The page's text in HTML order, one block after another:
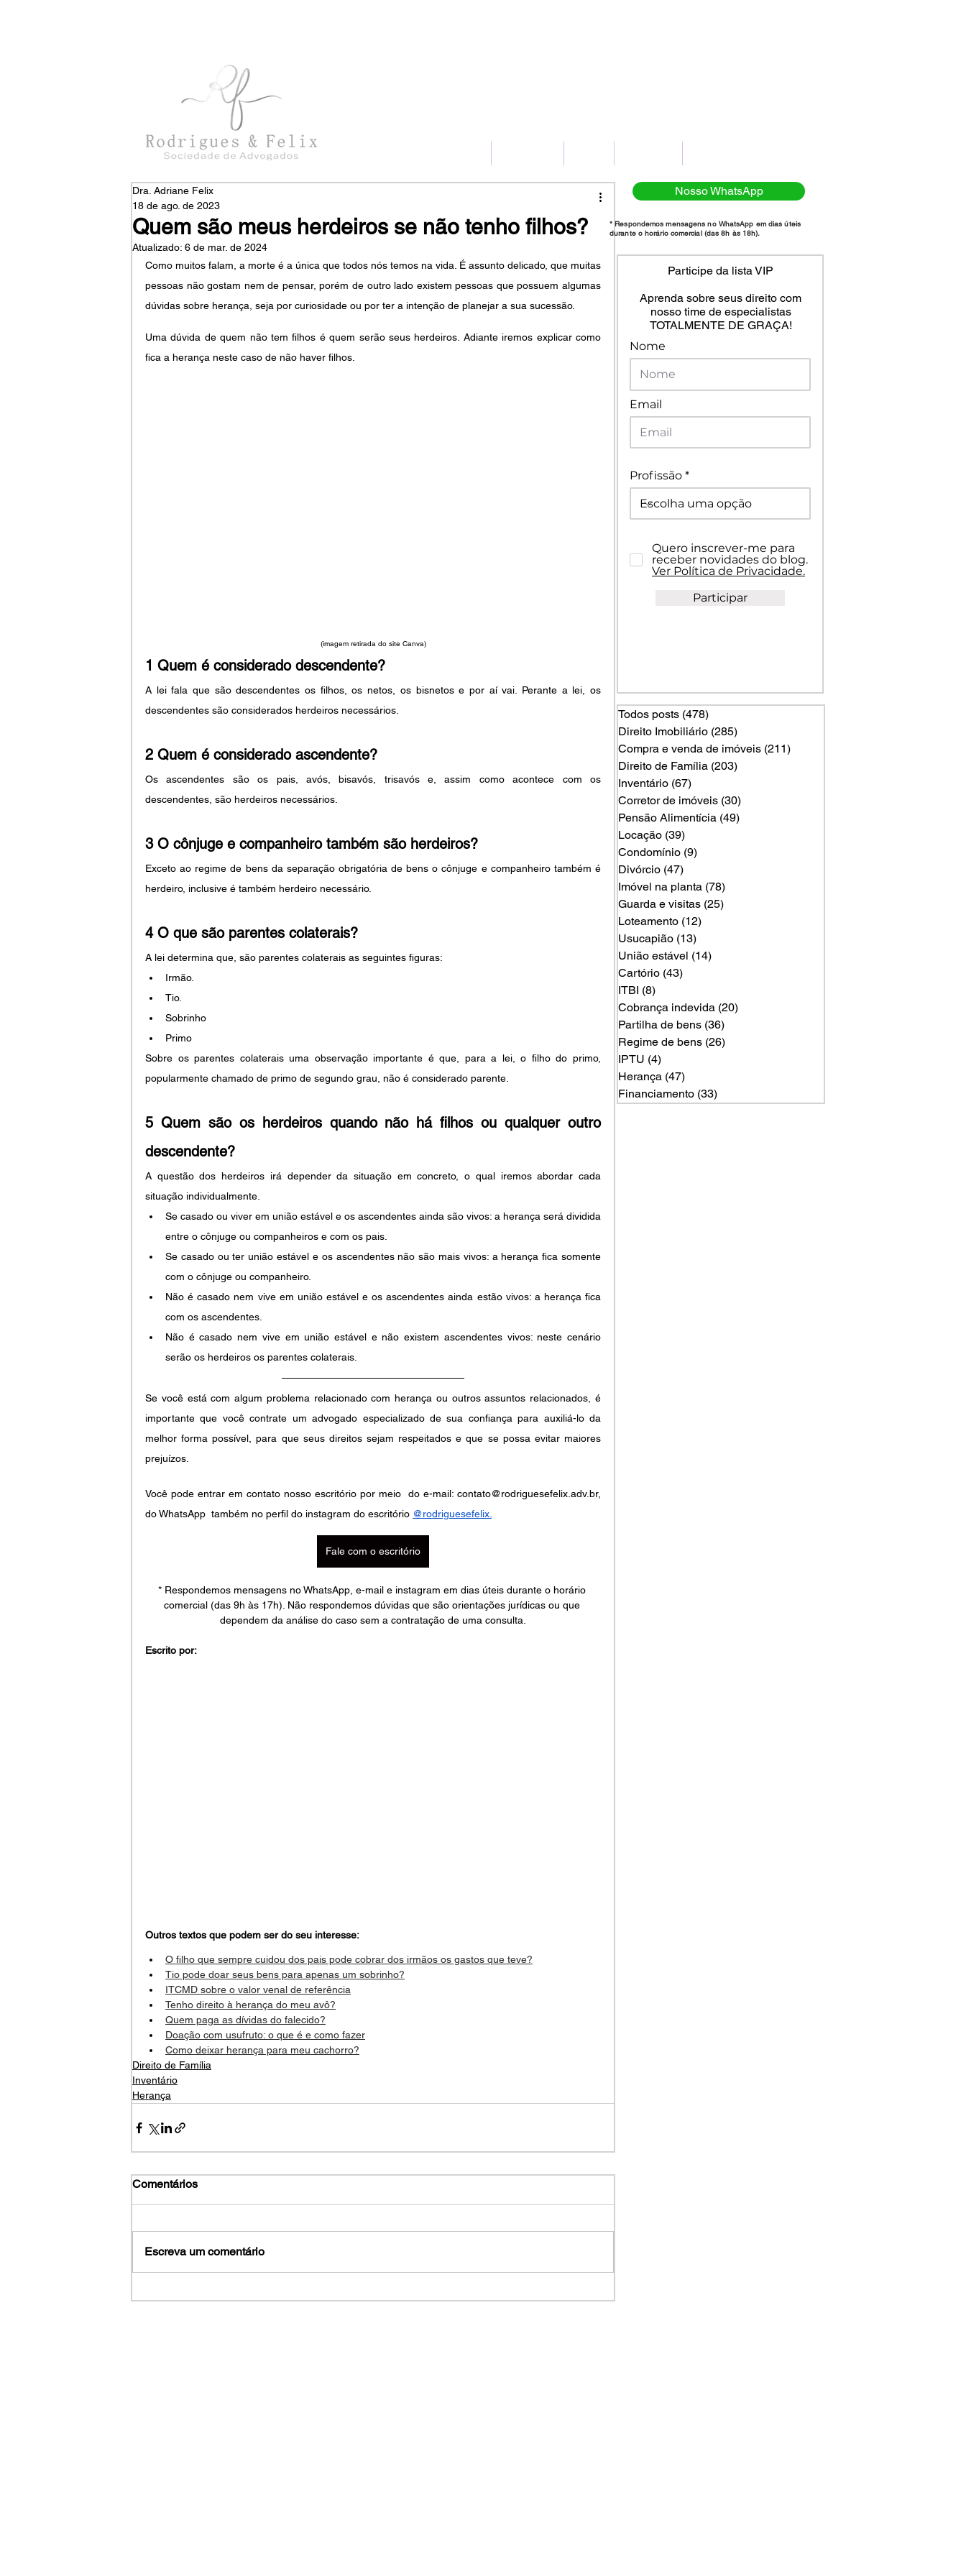
Quem são meus herdeiros se não tenho filhos?
Dra. Adriane Felix
18 de ago. de 2023
Atualizado: 6 de mar. de 2024
Como muitos falam, a morte é a única que todos nós temos na vida. É assunto delicado, que muitas
pessoas não gostam nem de pensar, porém de outro lado existem pessoas que possuem algumas
dúvidas sobre herança, seja por curiosidade ou por ter a intenção de planejar a sua sucessão.
Uma dúvida de quem não tem filhos é quem serão seus herdeiros. Adiante iremos explicar como
fica a herança neste caso de não haver filhos.
(imagem retirada do site Canva)
1 Quem é considerado descendente?
A lei fala que são descendentes os filhos, os netos, os bisnetos e por aí vai. Perante a lei, os
descendentes são considerados herdeiros necessários.
2 Quem é considerado ascendente?
Os ascendentes são os pais, avós, bisavós, trisavós e, assim como acontece com os
descendentes, são herdeiros necessários.
3 O cônjuge e companheiro também são herdeiros?
Exceto ao regime de bens da separação obrigatória de bens o cônjuge e companheiro também é
herdeiro, inclusive é também herdeiro necessário.
4 O que são parentes colaterais?
A lei determina que, são parentes colaterais as seguintes figuras:
Irmão.
Tio.
Sobrinho
Primo
Sobre os parentes colaterais uma observação importante é que, para a lei, o filho do primo,
popularmente chamado de primo de segundo grau, não é considerado parente.
5 Quem são os herdeiros quando não há filhos ou qualquer outro
descendente?
A questão dos herdeiros irá depender da situação em concreto, o qual iremos abordar cada
situação individualmente.
Se casado ou viver em união estável e os ascendentes ainda são vivos: a herança será dividida
entre o cônjuge ou companheiros e com os pais.
Se casado ou ter união estável e os ascendentes não são mais vivos: a herança fica somente
com o cônjuge ou companheiro.
Não é casado nem vive em união estável e os ascendentes ainda estão vivos: a herança fica
com os ascendentes.
Não é casado nem vive em união estável e não existem ascendentes vivos: neste cenário
serão os herdeiros os parentes colaterais.
Se você está com algum problema relacionado com herança ou outros assuntos relacionados, é
importante que você contrate um advogado especializado de sua confiança para auxiliá-lo da
melhor forma possível, para que seus direitos sejam respeitados e que se possa evitar maiores
prejuízos.
Você pode entrar em contato nosso escritório por meio  do e-mail: contato@rodriguesefelix.adv.br,
do WhatsApp  também no perfil do instagram do escritório @rodriguesefelix
Fale com o escritório
* Respondemos mensagens no WhatsApp, e-mail e instagram em dias úteis durante o horário
comercial (das 9h às 17h). Não respondemos dúvidas que são orientações jurídicas ou que
dependem da análise do caso sem a contratação de uma consulta.
Escrito por:
Outros textos que podem ser do seu interesse:
O filho que sempre cuidou dos pais pode cobrar dos irmãos os gastos que teve?
Tio pode doar seus bens para apenas um sobrinho?
ITCMD sobre o valor venal de referência
Tenho direito à herança do meu avô?
Quem paga as dívidas do falecido?
Doação com usufruto: o que é e como fazer
Como deixar herança para meu cachorro?
Direito de Família
Inventário
Herança
Comentários
Escreva um comentário
Participe da lista VIP
Aprenda sobre seus direito com
nosso time de especialistas
TOTALMENTE DE GRAÇA!
Nome
Email
Profissão
Quero inscrever-me para
receber novidades do blog.
Ver Política de Privacidade.
Participar
Todos posts (478)
Direito Imobiliário (285)
Compra e venda de imóveis (211)
Direito de Família (203)
Inventário (67)
Corretor de imóveis (30)
Pensão Alimentícia (49)
Locação (39)
Condomínio (9)
Divórcio (47)
Imóvel na planta (78)
Guarda e visitas (25)
Loteamento (12)
Usucapião (13)
União estável (14)
Cartório (43)
ITBI (8)
Cobrança indevida (20)
Partilha de bens (36)
Regime de bens (26)
IPTU (4)
Herança (47)
Financiamento (33)
Nosso WhatsApp
* Respondemos mensagens no WhatsApp em dias úteis
durante o horário comercial (das 8h às 18h).